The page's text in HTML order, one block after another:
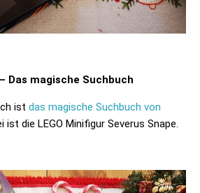
Das magische Suchbuch
ist das magische Suchbuch von
ist die LEGO Minifigur Severus Snape.